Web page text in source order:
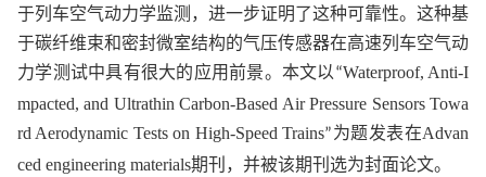
于列车空气动力学监测，进一步证明了这种可靠性。这种基
于碳纤维束和密封微室结构的气压传感器在高速列车空气动
力学测试中具有很大的应用前景。本文以 “Waterproof, Anti-I
mpacted, and Ultrathin Carbon-Based Air Pressure Sensors Towa
rd Aerodynamic Tests on High-Speed Trains”为题发表在Advan
ced engineering materials期刊 ，并被该期刊选为封面论文。